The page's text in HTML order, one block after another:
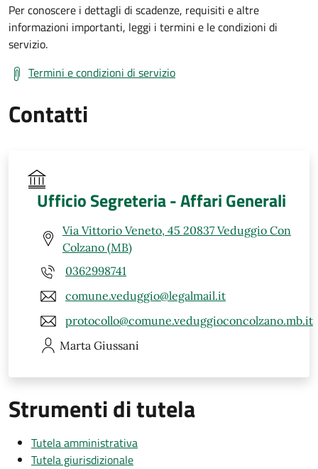
Per conoscere i dettagli di scadenze, requisiti e altre
informazioni importanti, leggi i termini e le condizioni di
servizio.
Termini e condizioni di servizio
Contatti
Ufficio Segreteria - Affari Generali
Via Vittorio Veneto, 45 20837 Veduggio Con
Colzano (MB)
0362998741
comune.veduggio@legalmail.it
protocollo@comune.veduggioconcolzano.mb.it
Marta Giussani
Strumenti di tutela
Tutela amministrativa
Tutela giurisdizionale